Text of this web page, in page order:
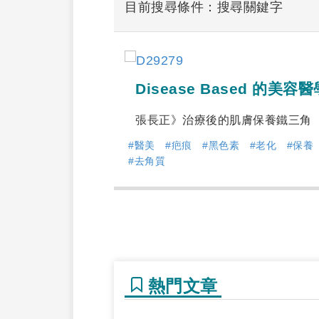
目前搜尋條件：搜尋關鍵字
Disease Based 的美容醫
張長正》治療後的肌膚保養鐵三角
#醫美 #疤痕 #黑色素 #老化
#保養
#去角質
熱門文章